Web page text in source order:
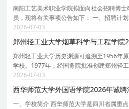
南阳工艺美术职业学院拟面向社会招聘博
员，现将有关事项公告如下： 一、招聘计
学科专业 专业代码 岗位名称 招聘数量 1 工
音乐 1352 教学科研岗 1 3 设计 1357 教学
2026-07-03
郑州轻工业大学历史渊源可追溯至1956年
学校。1977年，经国务院批准创建郑州轻
部。1998年转隶河南省人民政府。学校是
局共建高校、河南省特色骨干大学建设高
2026-07-03
西华师范大学外国语学院2026年诚
一、学校简介 西华师范大学是四川省属重